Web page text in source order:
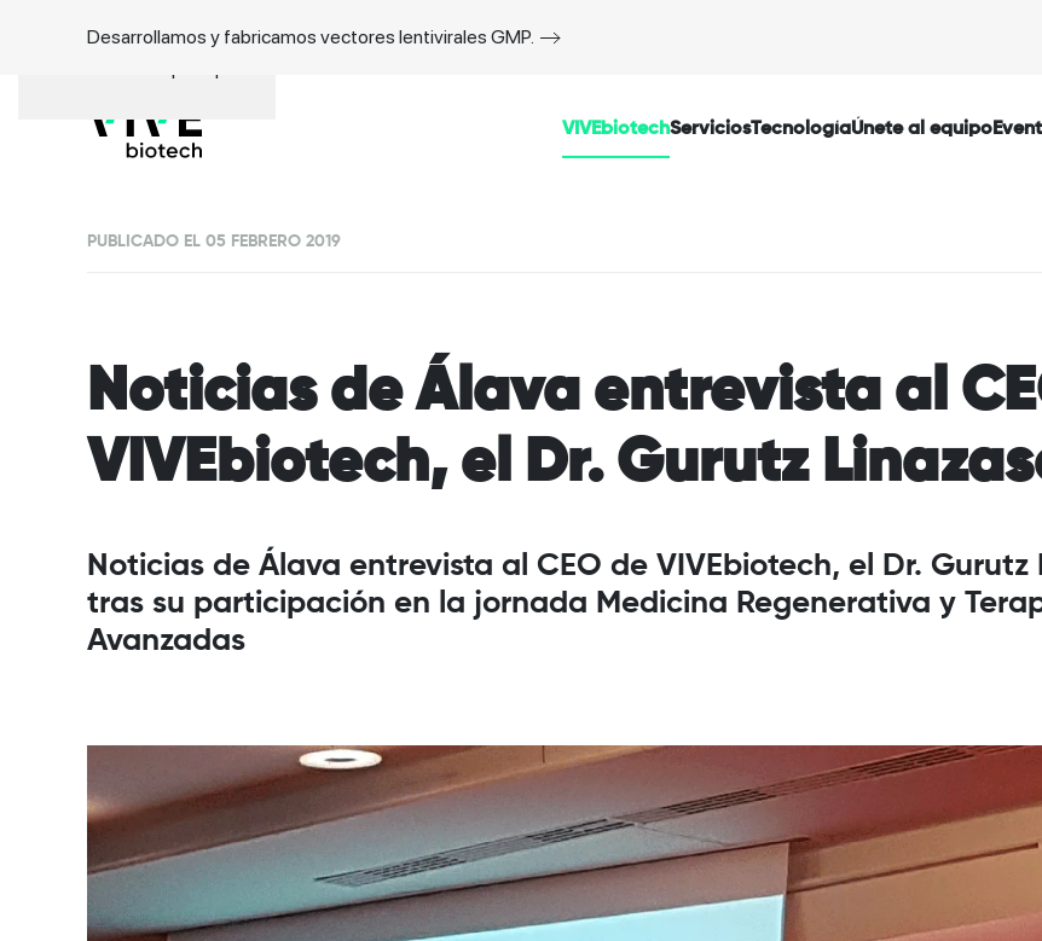
Desarrollamos y fabricamos vectores lentivirales GMP.
VIVEbiotechServiciosTecnologíaÚnete al equipo
PUBLICADO EL 05 FEBRERO 2019
Noticias de Álava entrevista al
VIVEbiotech, el Dr. Gurutz
Noticias de Álava entrevista al CEO de VIVEbiotech, el Dr. Gurutz
tras su participación en la jornada Medicina Regenerativa y
Avanzadas